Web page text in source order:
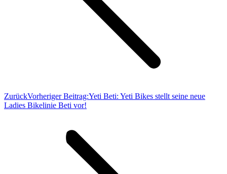
ZurückVorheriger Beitrag:Yeti Beti: Yeti Bikes stellt seine neue
Ladies Bikelinie Beti vor!